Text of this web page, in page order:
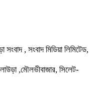
, সংবাদ মিডিয়া লিমিটেড,
,মৌলভীবাজার, সিলেট-